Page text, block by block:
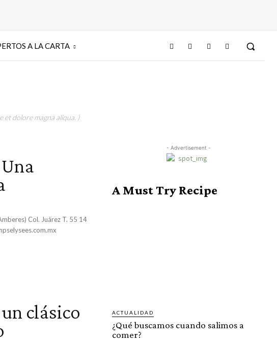
A LA CARTA
et dolore magna aliqua. )
Col. Juárez T. 55 14
clásico
- Advertisement -
A Must Try Recipe
ACTUALIDAD
¿Qué buscamos cuando salimos a
comer?